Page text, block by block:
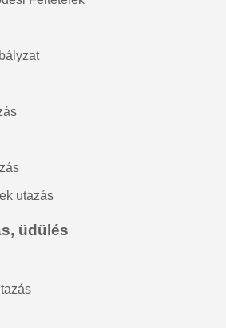
utazás
üdülés